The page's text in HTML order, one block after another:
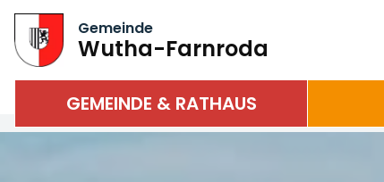
Gemeinde
Wutha-Farnroda
GEMEINDE & RATHAUS